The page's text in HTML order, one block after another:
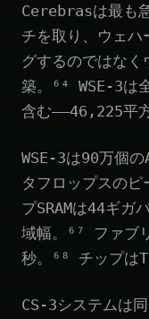
Cerebrasは最も
チを取り、ウェハ
グするのではな
築。⁶⁴ WSE-3は
含む——46,225平
WSE-3は90万個
タフロップスの
プSRAMは44ギガ
域幅。⁶⁷ ファブ
秒。⁶⁸ チップは
CS-3システムは